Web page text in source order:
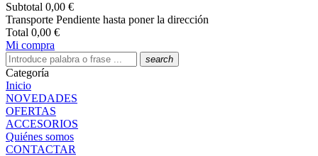
Subtotal 0,00 €
Transporte Pendiente hasta poner la dirección
Total 0,00 €
Mi compra
search
Categoría
Inicio
NOVEDADES
OFERTAS
ACCESORIOS
Quiénes somos
CONTACTAR